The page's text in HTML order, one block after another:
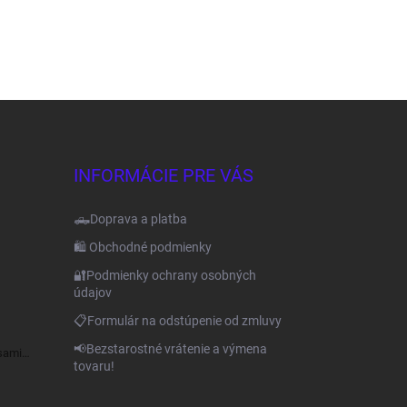
INFORMÁCIE PRE VÁS
🛻Doprava a platba
🛍️ Obchodné podmienky
🔐Podmienky ochrany osobných
údajov
📋Formulár na odstúpenie od zmluvy
📢Bezstarostné vrátenie a výmena
tovaru!